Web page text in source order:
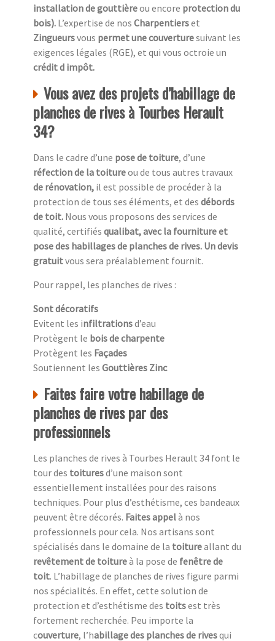
installation de gouttièreou encore protection du
bois). L’expertise de nos Charpentierset
Zingueursvous permet une couverturesuivant les
exigences légales (RGE), et qui vous octroie un
crédit d impôt.
Vous avez des projets d’habillage de
planches de rives à Tourbes Herault
34?
Dans le cadre d’une pose de toiture, d’une
réfection de la toitureou de tous autres travaux
de rénovation, il est possible de procéder à la
protection de tous ses éléments, et des débords
de toit. Nous vous proposons des services de
qualité, certifiés qualibat, avec la fourniture et
pose des habillages de planches de rives. Un devis
gratuitvous sera préalablement fournit.
Pour rappel, les planches de rives :
Sont décoratifs
Evitent les infiltrationsd’eau
Protègent le bois de charpente
Protègent les Façades
Soutiennent les Gouttières Zinc
Faites faire votre habillage de
planches de rives par des
professionnels
Les planches de rives à Tourbes Herault 34 font le
tour des toituresd’une maison sont
essentiellement installées pour des raisons
techniques. Pour plus d’esthétisme, ces bandeaux
peuvent être décorés. Faites appelà nos
professionnels pour cela. Nos artisans sont
spécialisés dans le domaine de la toitureallant du
revêtement de toitureà la pose de fenêtre de
toit. L’habillage de planches de rives figure parmi
nos spécialités. En effet, cette solution de
protection et d’esthétisme des toitsest très
fortement recherchée. Peu importe la
couverture, l’habillage des planches de rivesqui